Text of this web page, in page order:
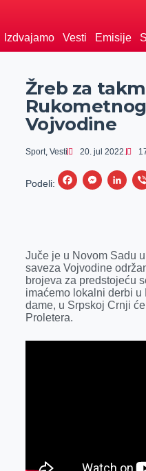
Izdvajamo Vesti Emisije
Žreb za
Vojvodine
Sport, Vesti 20. jul 2022.
Podeli:
F
b
o
o
k
M
e
n
g
e
L
e
d
I
n
Juče je u Novom Sadu
saveza Vojvodine
brojeva za predstojeću
imaćemo lokalni derbi
dame, u Srpskoj Crnji
Proletera.